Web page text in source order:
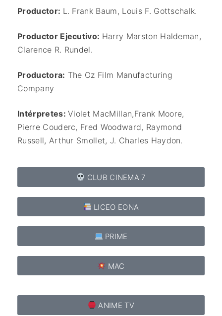
Productor: L. Frank Baum, Louis F. Gottschalk.
Productor Ejecutivo: Harry Marston Haldeman,
Clarence R. Rundel.
Productora: The Oz Film Manufacturing
Company
Intérpretes:Violet MacMillan,Frank Moore,
Pierre Couderc, Fred Woodward, Raymond
Russell, Arthur Smollet, J. Charles Haydon.
CLUB CINEMA 7
LICEO EONA
PRIME
MAC
ANIME TV